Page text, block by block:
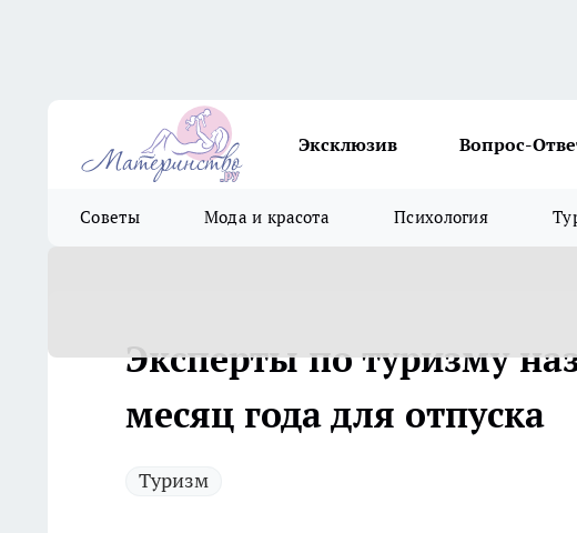
Эксклюзив Вопрос-
Советы Мода и красота Психология
Эксперты по туризму
месяц года для отпуска
Туризм